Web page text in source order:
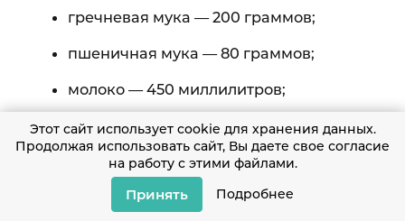
гречневая мука — 200 граммов;
пшеничная мука — 80 граммов;
молоко — 450 миллилитров;
яйцо — 1 шт.;
соль — 4 грамма;
растительное масло — 40 миллилитров.
Этот сайт использует cookie для хранения данных.
Продолжая использовать сайт, Вы даете свое согласие
на работу с этими файлами.
Принять Подробнее